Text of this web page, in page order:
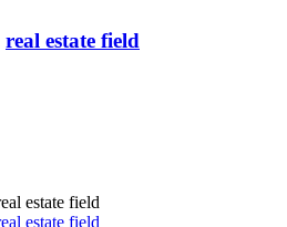
real estate field